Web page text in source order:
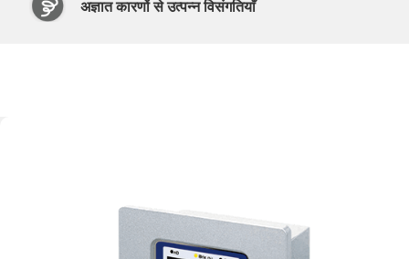
अज्ञात कारणों से उत्पन्न विसंगतियाँ